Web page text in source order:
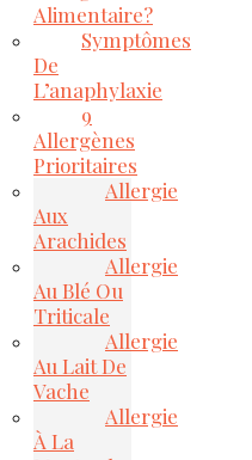
Alimentaire?
Symptômes
De
L’anaphylaxie
9
Allergènes
Prioritaires
Allergie
Aux
Arachides
Allergie
Au Blé Ou
Triticale
Allergie
Au Lait De
Vache
Allergie
À La